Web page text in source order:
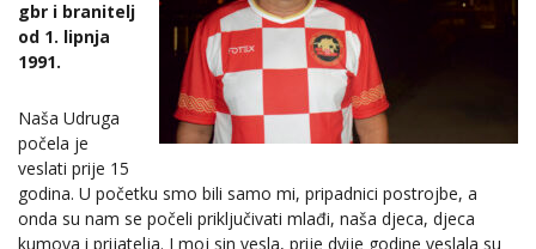
gbr i branitelj
od 1. lipnja
1991.
Naša Udruga
počela je
veslati prije 15
godina. U početku smo bili samo mi, pripadnici postrojbe, a
onda su nam se počeli priključivati mlađi, naša djeca, djeca
kumova i prijatelja. I moj sin vesla, prije dvije godine veslala su